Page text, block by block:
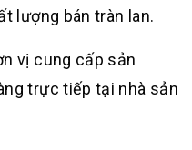
lượng bán tràn lan.
vị cung cấp sản
trực tiếp tại nhà sản